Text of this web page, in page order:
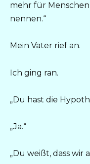
mehr für
nennen.“
Mein Vater rief an.
Ich ging ran.
„Du hast die
„Ja.“
„Du weißt, dass wir